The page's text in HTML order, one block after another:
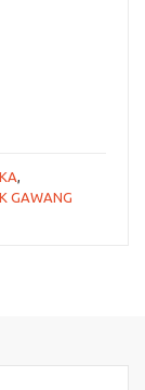
,
GAWANG